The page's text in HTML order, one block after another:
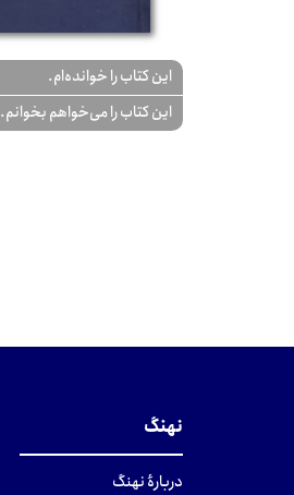
این کتاب را خوانده‌ام.
این کتاب را می‌خواهم بخوانم.
نهنگ
دربارهٔ نهنگ